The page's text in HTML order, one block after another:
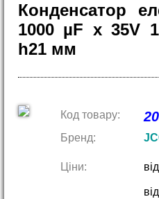
Конденсатор
1000 µF x 35V
h21 мм
Код товару:
Бренд:
Ціни: